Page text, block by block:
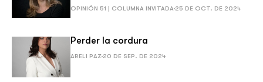
OPINIÓN 51 | COLUMNA INVITADA 25 DE OCT. DE 2024
Perder la cordura
ARELI PAZ 20 DE SEP. DE 2024